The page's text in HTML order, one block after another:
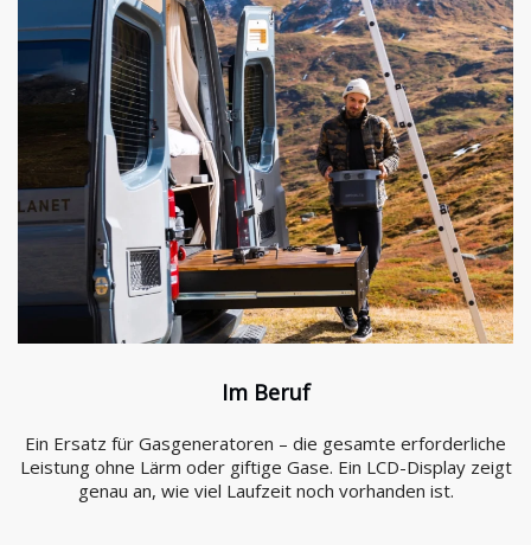
Im Beruf
Ein Ersatz für Gasgeneratoren – die gesamte erforderliche
Leistung ohne Lärm oder giftige Gase. Ein LCD-Display zeigt
genau an, wie viel Laufzeit noch vorhanden ist.